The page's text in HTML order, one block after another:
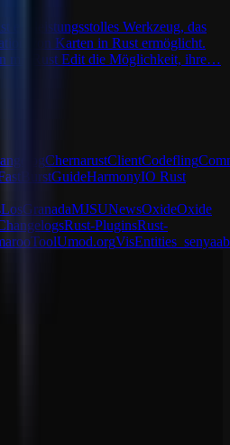
ein leistungsstolles Werkzeug, das
von Karten in Rust ermöglicht.
mit Rust Edit die Möglichkeit, ihre…
ChernarustClientCodefling
GuideHarmonyIO Rust
LosGranadaMJSUNewsOxideOxide
Rust-PluginsRust-
ToolUmod.orgVisEntities _senyaa